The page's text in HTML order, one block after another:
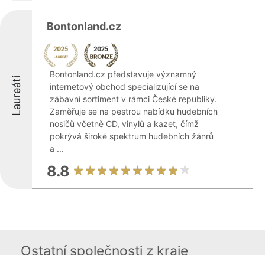
Laureáti
Bontonland.cz
Bontonland.cz představuje významný
internetový obchod specializující se na
zábavní sortiment v rámci České republiky.
Zaměřuje se na pestrou nabídku hudebních
nosičů včetně CD, vinylů a kazet, čímž
pokrývá široké spektrum hudebních žánrů
a ...
8.8
Ostatní společnosti z kraje